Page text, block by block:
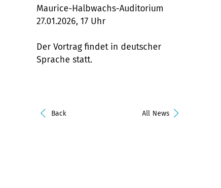
Maurice-Halbwachs-Auditorium
27.01.2026, 17 Uhr
Der Vortrag findet in deutscher
Sprache statt.
Back All News